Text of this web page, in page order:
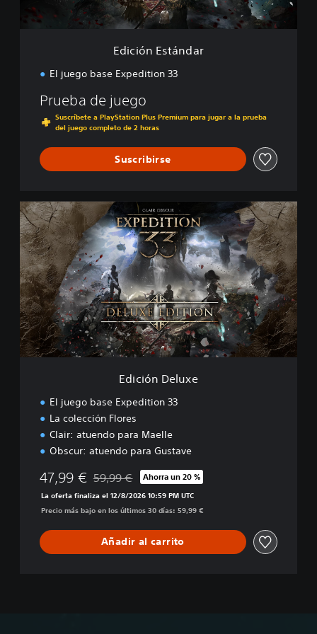
n
Edición Estándar
El juego base Expedition 33
Prueba de juego
Suscríbete a PlayStation Plus Premium para jugar a la prueba
del juego completo de 2 horas
Suscribirse
E
d
i
c
ó
n
D
e
l
u
x
Edición Deluxe
El juego base Expedition 33
La colección Flores
Clair: atuendo para Maelle
Obscur: atuendo para Gustave
47,99 € Rebajado del precio original de 59,99 €
59,99 € Ahorra un 20 %
La oferta finaliza el 12/8/2026 10:59 PM UTC
Precio más bajo en los últimos 30 días: 59,99 €
Añadir al carrito